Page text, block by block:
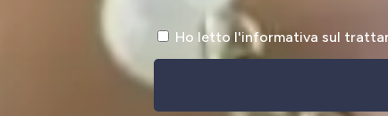
Ho letto l'informativa sul